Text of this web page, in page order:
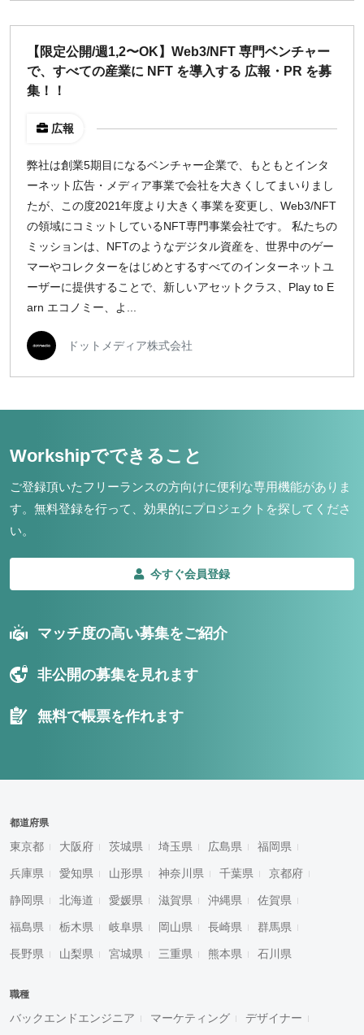
【限定公開/週1,2〜OK】Web3/NFT 専門ベンチャー
で、すべての産業に NFT を導入する 広報・PR を募
集！！
広報
弊社は創業5期目になるベンチャー企業で、もともとインタ
ーネット広告・メディア事業で会社を大きくしてまいりまし
たが、この度2021年度より大きく事業を変更し、Web3/NFT
の領域にコミットしているNFT専門事業会社です。 私たちの
ミッションは、NFTのようなデジタル資産を、世界中のゲー
マーやコレクターをはじめとするすべてのインターネットユ
ーザーに提供することで、新しいアセットクラス、Play to E
arn エコノミー、よ...
ドットメディア株式会社
Workshipでできること
ご登録頂いたフリーランスの方向けに便利な専用機能がありま
す。 無料登録を行って、効果的にプロジェクトを探してくださ
い。
今すぐ会員登録
マッチ度の高い募集をご紹介
非公開の募集を見れます
無料で帳票を作れます
都道府県
東京都 大阪府 茨城県 埼玉県 広島県 福岡県
兵庫県 愛知県 山形県 神奈川県 千葉県 京都府
静岡県 北海道 愛媛県 滋賀県 沖縄県 佐賀県
福島県 栃木県 岐阜県 岡山県 長崎県 群馬県
長野県 山梨県 宮城県 三重県 熊本県 石川県
職種
バックエンドエンジニア マーケティング デザイナー